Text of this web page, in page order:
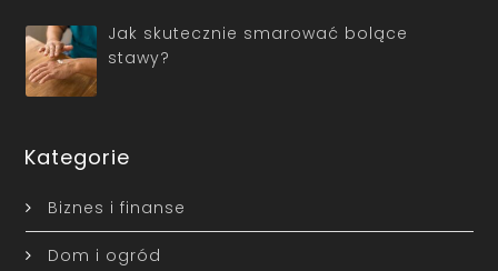
Jak skutecznie smarować bolące
stawy?
Kategorie
Biznes i finanse
Dom i ogród